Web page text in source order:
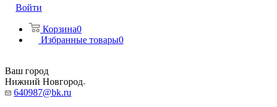
Войти
Корзина0
Избранные товары0
Ваш город
Нижний Новгород
640987@bk.ru